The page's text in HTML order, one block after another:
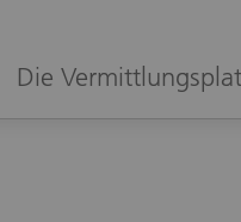
Die